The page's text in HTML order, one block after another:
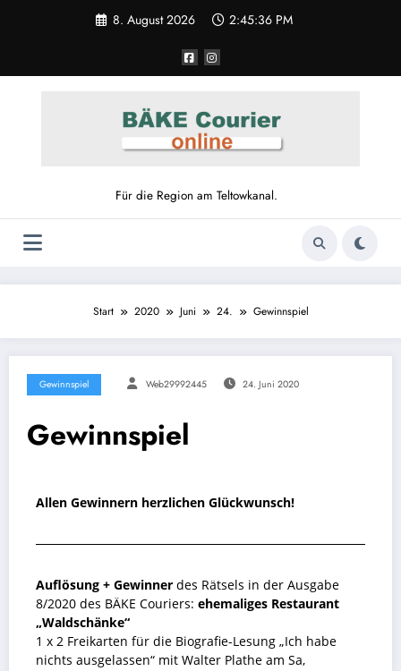
8. August 2026 2:45:36 PM
Für die Region am Teltowkanal.
Start 2020 Juni 24. Gewinnspiel
Gewinnspiel Web29992445 24. Juni 2020
Gewinnspiel
Allen Gewinnern herzlichen Glückwunsch!
Auflösung + Gewinner des Rätsels in der Ausgabe
8/2020 des BÄKE Couriers: ehemaliges Restaurant
„Waldschänke“
1 x 2 Freikarten für die Biografie-Lesung „Ich habe
nichts ausgelassen“ mit Walter Plathe am Sa,